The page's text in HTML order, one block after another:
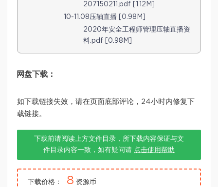
207150211.pdf [1.12M]
10-11.08压轴直播 [0.98M]
2020年安全工程师管理压轴直播资
料.pdf [0.98M]
网盘下载：
如下载链接失效，请在页面底部评论，24小时内修复下
载链接。
下载前请阅读上方文件目录，所下载内容保证与文
件目录内容一致，如有疑问请 点击使用帮助
下载价格： 8 资源币